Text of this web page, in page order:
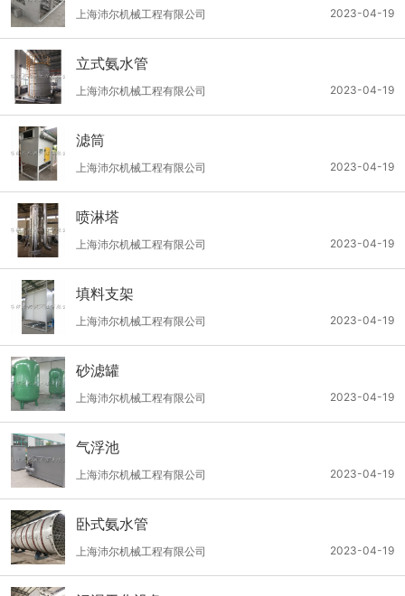
2023-04-19
上海沛尔机械工程有限公司
立式氨水管
2023-04-19
上海沛尔机械工程有限公司
滤筒
2023-04-19
上海沛尔机械工程有限公司
喷淋塔
2023-04-19
上海沛尔机械工程有限公司
填料支架
2023-04-19
上海沛尔机械工程有限公司
砂滤罐
2023-04-19
上海沛尔机械工程有限公司
气浮池
2023-04-19
上海沛尔机械工程有限公司
卧式氨水管
2023-04-19
上海沛尔机械工程有限公司